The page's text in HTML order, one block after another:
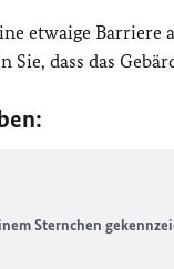
etwaige Barriere
Sie, dass das
Sternchen